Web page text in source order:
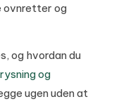
ovnretter og
og hvordan du
og
ugen uden at